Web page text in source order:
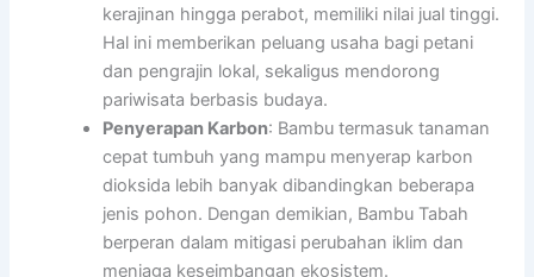
kerajinan hingga perabot, memiliki nilai jual tinggi.
Hal ini memberikan peluang usaha bagi petani
dan pengrajin lokal, sekaligus mendorong
pariwisata berbasis budaya.
Penyerapan Karbon: Bambu termasuk tanaman
cepat tumbuh yang mampu menyerap karbon
dioksida lebih banyak dibandingkan beberapa
jenis pohon. Dengan demikian, Bambu Tabah
berperan dalam mitigasi perubahan iklim dan
menjaga keseimbangan ekosistem.